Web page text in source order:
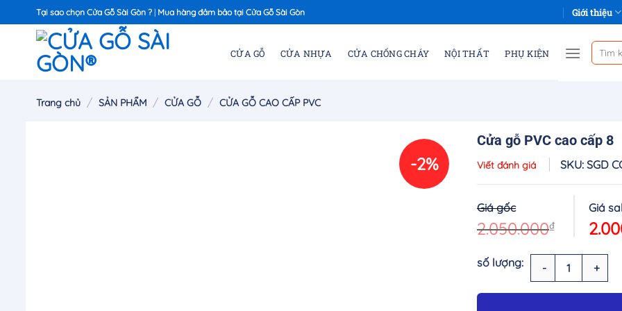
Chuyển
đến
Tại sao chọn Cửa Gỗ Sài Gòn ? | Mua hàng đảm bảo tại Cửa Gỗ Sài Gòn Giới thiệu
CỬA GỖ CỬA NHỰA CỬA CHỐNG CHÁY NỘI THẤT PHỤ KIỆN
Tìm
kiếm:
Trang chủ / SẢN PHẨM / CỬA GỖ / CỬA GỖ CAO CẤP PVC
-2%
Cửa gỗ PVC cao cấp 8
Viết đánh giá SKU: SGD
2.050.000₫
Original
price
was:
Cửa gỗ PVC cao cấp 8 số lượng